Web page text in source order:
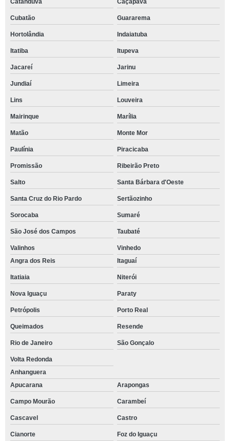
Catanduva Caçapava
Cubatão Guararema
Hortolândia Indaiatuba
Itatiba Itupeva
Jacareí Jarinu
Jundiaí Limeira
Lins Louveira
Mairinque Marília
Matão Monte Mor
Paulínia Piracicaba
Promissão Ribeirão Preto
Salto Santa Bárbara d'Oeste
Santa Cruz do Rio Pardo Sertãozinho
Sorocaba Sumaré
São José dos Campos Taubaté
Valinhos
Vinhedo
Angra dos Reis
Itaguaí
Itatiaia Niterói
Nova Iguaçu Paraty
Petrópolis Porto Real
Queimados Resende
Rio de Janeiro São Gonçalo
Volta Redonda
Anhanguera
Apucarana
Arapongas
Campo Mourão Carambeí
Cascavel Castro
Cianorte Foz do Iguaçu